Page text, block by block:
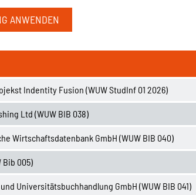
Indentity Fusion (WUW StudInf 01 2026)
Ltd (WUW BIB 038)
Wirtschaftsdatenbank GmbH (WUW BIB 040)
Bib 005)
Universitätsbuchhandlung GmbH (WUW BIB 041)